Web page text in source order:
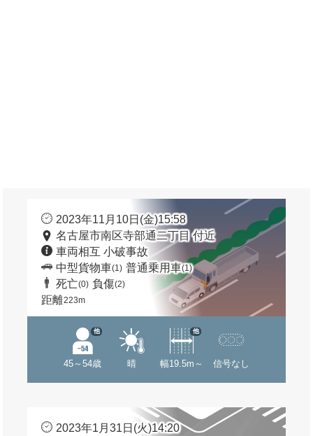
2023年11月10日(金)15:58
名古屋市南区寺部通二丁目 付近
車両相互 小破事故
中型貨物車(1) 普通乗用車(1)
死亡(0) 負傷(2)
距離223m
45～54歳
他
晴 幅19.5m～
他
信号なし
2023年1月31日(火)14:20